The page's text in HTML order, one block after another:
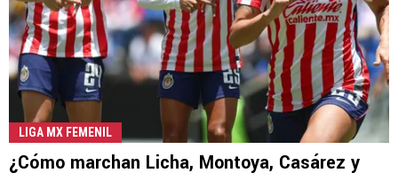
LIGA MX FEMENIL
¿Cómo marchan Licha, Montoya, Casárez y